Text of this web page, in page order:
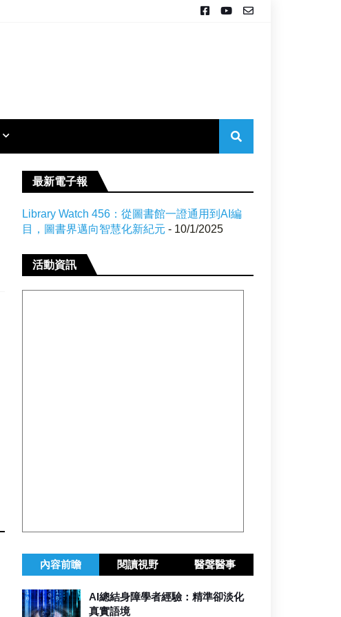
最新電子報
Library Watch 456：從圖書館一證通用到AI編
目，圖書界邁向智慧化新紀元 - 10/1/2025
活動資訊
內容前瞻 閱讀視野 醫聲醫事
AI總結身障學者經驗：精準卻淡化
真實語境